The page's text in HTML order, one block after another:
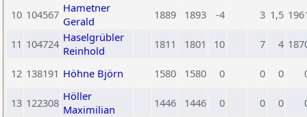
10 104567 Hametner
Gerald
1889 1893 -4 3 1,5
11 104724 Haselgrübler
Reinhold
1811 1801 10 7 4
12 138191 Höhne Björn 1580 1580 0 0 0
13 122308 Höller
Maximilian
1446 1446 0 0 0